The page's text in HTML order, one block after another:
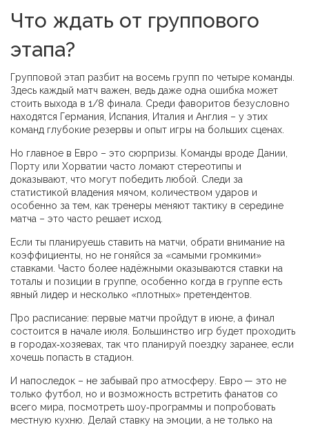
Что ждать от группового
этапа?
Групповой этап разбит на восемь групп по четыре команды.
Здесь каждый матч важен, ведь даже одна ошибка может
стоить выхода в 1/8 финала. Среди фаворитов безусловно
находятся Германия, Испания, Италия и Англия – у этих
команд глубокие резервы и опыт игры на больших сценах.
Но главное в Евро – это сюрпризы. Команды вроде Дании,
Порту или Хорватии часто ломают стереотипы и
доказывают, что могут победить любой. Следи за
статистикой владения мячом, количеством ударов и
особенно за тем, как тренеры меняют тактику в середине
матча – это часто решает исход.
Если ты планируешь ставить на матчи, обрати внимание на
коэффициенты, но не гоняйся за «самыми громкими»
ставками. Часто более надёжными оказываются ставки на
тоталы и позиции в группе, особенно когда в группе есть
явный лидер и несколько «плотных» претендентов.
Про расписание: первые матчи пройдут в июне, а финал
состоится в начале июля. Большинство игр будет проходить
в городах‑хозяевах, так что планируй поездку заранее, если
хочешь попасть в стадион.
И напоследок – не забывай про атмосферу. Евро — это не
только футбол, но и возможность встретить фанатов со
всего мира, посмотреть шоу‑программы и попробовать
местную кухню. Делай ставку на эмоции, а не только на